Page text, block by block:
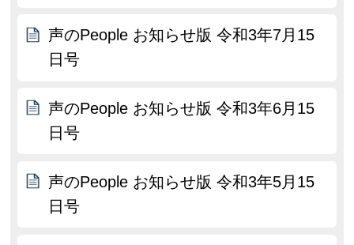
声のPeople お知らせ版 令和3年7月15
日号
声のPeople お知らせ版 令和3年6月15
日号
声のPeople お知らせ版 令和3年5月15
日号